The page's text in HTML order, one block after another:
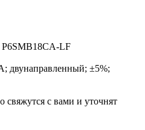
P6SMB18CA-LF
двунаправленный; ±5%;
свяжутся с вами и уточнят